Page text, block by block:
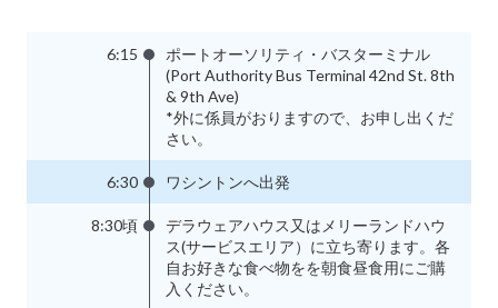
6:15
ポートオーソリティ・バスターミナル
(Port Authority Bus Terminal 42nd St. 8th
& 9th Ave)
*外に係員がおりますので、お申し出くだ
さい。
6:30 ワシントンへ出発
8:30頃
デラウェアハウス又はメリーランドハウ
ス(サービスエリア）に立ち寄ります。各
自お好きな食べ物をを朝食昼食用にご購
入ください。